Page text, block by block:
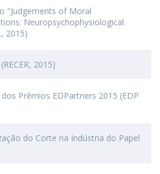
"Judgements of Moral
Neuropsychophysiological
2015)
2015)
Prémios EDPartners 2015 (EDP
do Corte na Indústria do Papel